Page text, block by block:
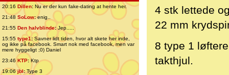
20:16 Dillen: Nu er der kun fake-dating at hente her.
21:48 SoLow:enig..
21:55 Den halvblinde:Jep.....
15:55 type1:Savner lidt tiden, hvor alt skete her inde,
og ikke på facebook. Smart nok med facebook, men var
mere hyggeligt ;0) Daniel
23:46 KTP:Ktp
19:06jbl:Type 3
4 stk lettede
22 mm
8 type 1
takthjul.